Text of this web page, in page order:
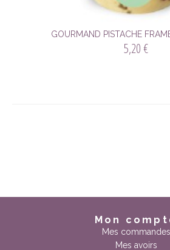
GOURMAND PISTACHE
5,20 €
Mon
Mes commandes
Mes avoirs